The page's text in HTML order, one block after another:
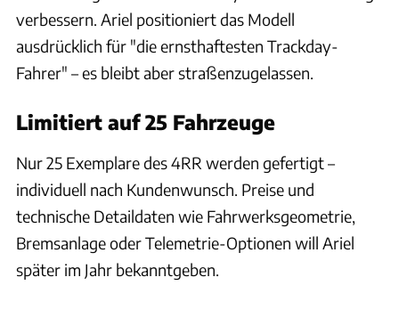
verbessern. Ariel positioniert das Modell
ausdrücklich für "die ernsthaftesten Trackday-
Fahrer" – es bleibt aber straßenzugelassen.
Limitiert auf 25 Fahrzeuge
Nur 25 Exemplare des 4RR werden gefertigt –
individuell nach Kundenwunsch. Preise und
technische Detaildaten wie Fahrwerksgeometrie,
Bremsanlage oder Telemetrie-Optionen will Ariel
später im Jahr bekanntgeben.